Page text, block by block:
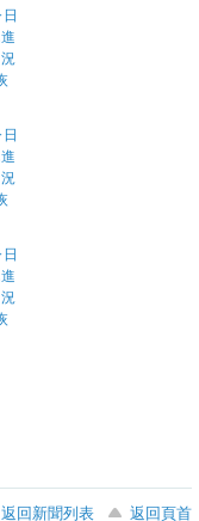
返回新聞列表 返回頁首